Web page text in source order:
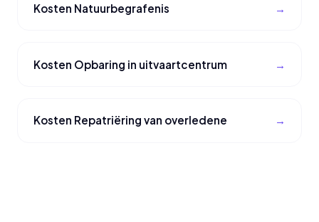
Kosten Natuurbegrafenis
Kosten Opbaring in uitvaartcentrum
Kosten Repatriëring van overledene